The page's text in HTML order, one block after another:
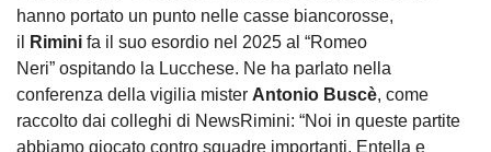
hanno portato un punto nelle casse biancorosse,
il
Rimini fa il suo esordio nel 2025 al “Romeo
Neri” ospitando la Lucchese. Ne ha parlato nella
conferenza della vigilia mister Antonio Buscè, come
raccolto dai colleghi di NewsRimini: “Noi in queste partite
abbiamo giocato contro squadre importanti, Entella e